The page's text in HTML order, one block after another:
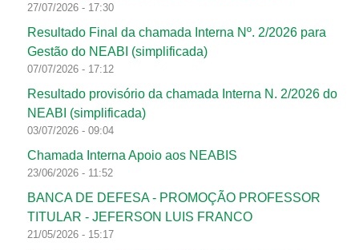
27/07/2026 - 17:30
Resultado Final da chamada Interna Nº. 2/2026 para
Gestão do NEABI (simplificada)
07/07/2026 - 17:12
Resultado provisório da chamada Interna N. 2/2026 do
NEABI (simplificada)
03/07/2026 - 09:04
Chamada Interna Apoio aos NEABIS
23/06/2026 - 11:52
BANCA DE DEFESA - PROMOÇÃO PROFESSOR
TITULAR - JEFERSON LUIS FRANCO
21/05/2026 - 15:17